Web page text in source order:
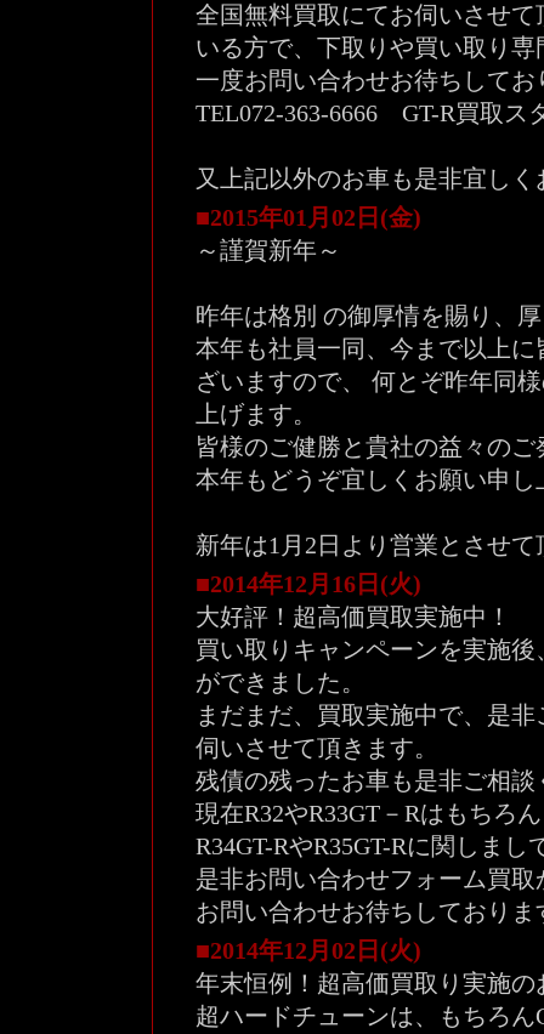
全国無料買取にてお伺いさせ
いる方で、下取りや買い取り
一度お問い合わせお待ちしてお
TEL072-363-6666 GT-R買取ス
又上記以外のお車も是非宜し
■2015年01月02日(金)
～謹賀新年～
昨年は格別 の御厚情を賜り、
本年も社員一同、今まで以上
ざいますので、 何とぞ昨年同
上げます。
皆様のご健勝と貴社の益々の
本年もどうぞ宜しくお願い申し
新年は1月2日より営業とさせて
■2014年12月16日(火)
大好評！超高価買取実施中！
買い取りキャンペーンを実施
ができました。
まだまだ、買取実施中で、是
伺いさせて頂きます。
残債の残ったお車も是非ご相談
現在R32やR33GT－Rはもちろ
R34GT-RやR35GT-Rに関しま
是非お問い合わせフォーム買
お問い合わせお待ちしておりま
■2014年12月02日(火)
年末恒例！超高価買取り実施の
超ハードチューンは、もちろん